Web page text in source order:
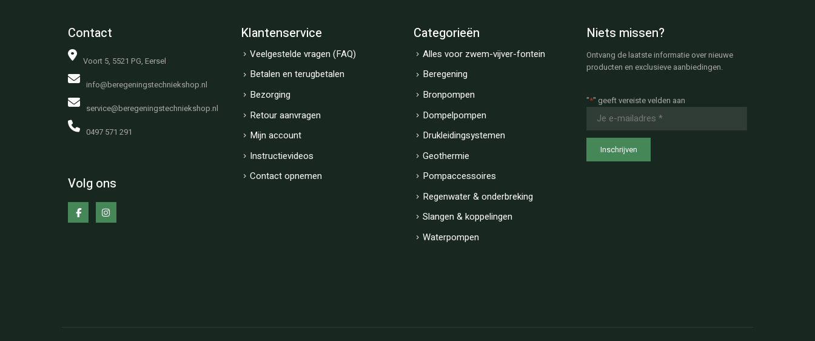
Contact
Voort 5, 5521 PG, Eersel
info@beregeningstechniekshop.nl
service@beregeningstechniekshop.nl
0497 571 291
Volg ons
Klantenservice
Veelgestelde vragen (FAQ)
Betalen en terugbetalen
Bezorging
Retour aanvragen
Mijn account
Instructievideos
Contact opnemen
Categorieën
Alles voor zwem-vijver-fontein
Beregening
Bronpompen
Dompelpompen
Drukleidingsystemen
Geothermie
Pompaccessoires
Regenwater & onderbreking
Slangen & koppelingen
Waterpompen
Niets missen?
Ontvang de laatste informatie over nieuwe
producten en exclusieve aanbiedingen.
"*" geeft vereiste velden aan
mailadres
*